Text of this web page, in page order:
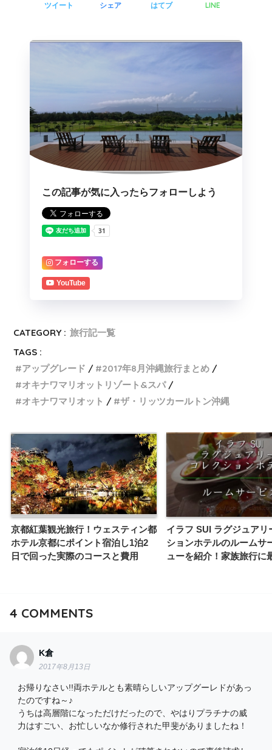
ツイート シェア はてブ LINE
この記事が気に入ったらフォローしよう
フォローする
YouTube
CATEGORY : 旅行記一覧
TAGS :
アップグレード
2017年8月沖縄旅行まとめ
オキナワマリオットリゾート&スパ
オキナワマリオット
ザ・リッツカールトン沖縄
京都紅葉観光旅行！ウェスティン都
ホテル京都にポイント宿泊し1泊2
日で回った実際のコースと費用
イラフ SUI ラグジュアリ
ションホテルのルームサ
ューを紹介！家族旅行に
4 COMMENTS
K倉
2017年8月13日
お帰りなさい!!両ホテルとも素晴らしいアップグーレドがあっ
たのですね～♪
うちは高層階になっただけだったので、やはりプラチナの威
力はすごい、お忙しいなか修行された甲斐がありましたね！